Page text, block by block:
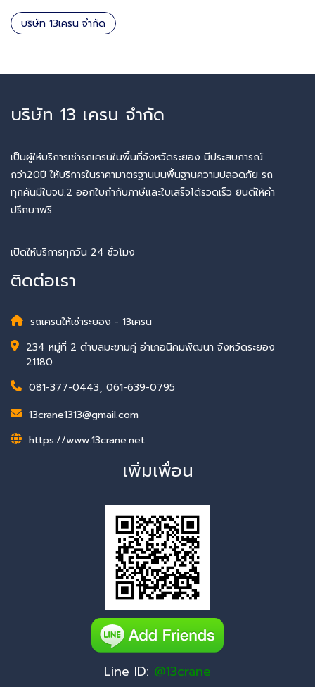
บริษัท 13เครน จำกัด
บริษัท 13 เครน จำกัด
เป็นผู้ให้บริการเช่ารถเครนในพื้นที่จังหวัดระยอง มีประสบการณ์
กว่า20ปี ให้บริการในราคามาตรฐานบนพื้นฐานความปลอดภัย รถ
ทุกคันมีใบจป.2 ออกใบกำกับภาษีและใบเสร็จได้รวดเร็ว ยินดีให้คำ
ปรึกษาฟรี
เปิดให้บริการทุกวัน 24 ชั่วโมง
ติดต่อเรา
รถเครนให้เช่าระยอง - 13เครน
234 หมู่ที่ 2 ตำบลมะขามคู่ อำเภอนิคมพัฒนา จังหวัดระยอง
21180
081-377-0443, 061-639-0795
13crane1313@gmail.com
https://www.13crane.net
เพิ่มเพื่อน
Line ID: @13crane